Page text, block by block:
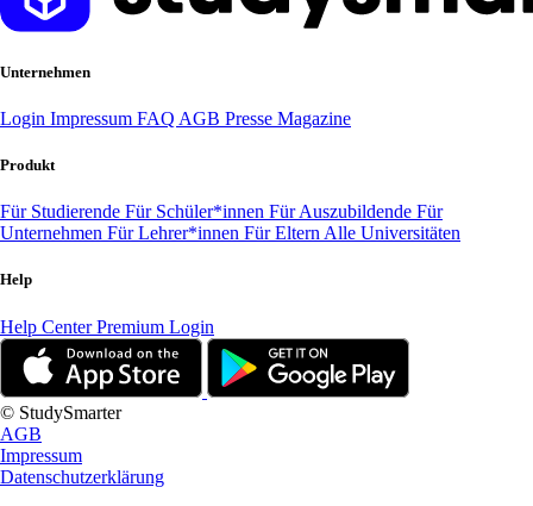
Unternehmen
Login Impressum FAQ AGB Presse Magazine
Produkt
Für Studierende Für Schüler*innen Für Auszubildende Für
Unternehmen Für Lehrer*innen Für Eltern Alle Universitäten
Help
Help CenterPremium Login
© StudySmarter
AGB
Impressum
Datenschutzerklärung